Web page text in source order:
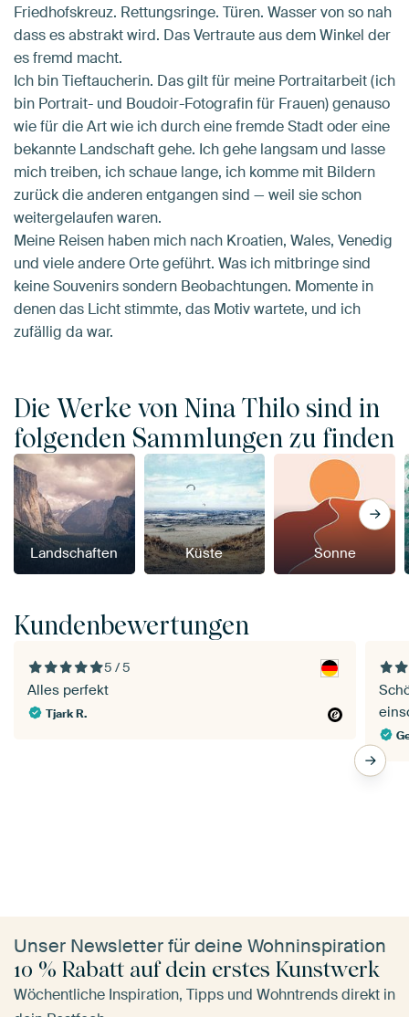
Friedhofskreuz. Rettungsringe. Türen. Wasser von so nah
dass es abstrakt wird. Das Vertraute aus dem Winkel der
es fremd macht.
Ich bin Tieftaucherin. Das gilt für meine Portraitarbeit (ich
bin Portrait- und Boudoir-Fotografin für Frauen) genauso
wie für die Art wie ich durch eine fremde Stadt oder eine
bekannte Landschaft gehe. Ich gehe langsam und lasse
mich treiben, ich schaue lange, ich komme mit Bildern
zurück die anderen entgangen sind — weil sie schon
weitergelaufen waren.
Meine Reisen haben mich nach Kroatien, Wales, Venedig
und viele andere Orte geführt. Was ich mitbringe sind
keine Souvenirs sondern Beobachtungen. Momente in
denen das Licht stimmte, das Motiv wartete, und ich
zufällig da war.
Die Werke von Nina Thilo sind in
folgenden Sammlungen zu finden
Landschaften Küste Sonne
Kundenbewertungen
5 / 5
Alles perfekt
Tjark R.
Unser Newsletter für deine Wohninspiration
10 % Rabatt auf dein erstes Kunstwerk
Wöchentliche Inspiration, Tipps und Wohntrends direkt in